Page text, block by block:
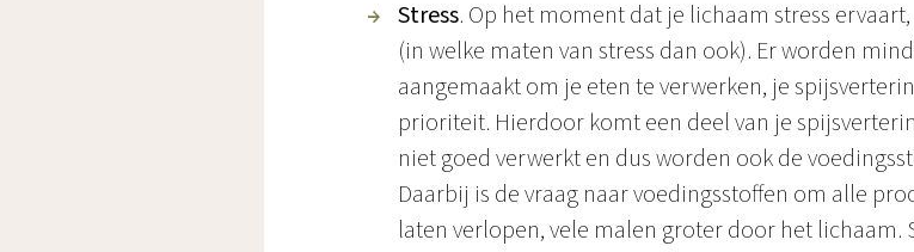
Stress. Op het moment dat je lichaam stress
(in welke maten van stress dan ook). Er worden
aangemaakt om je eten te verwerken, je
prioriteit. Hierdoor komt een deel van je
niet goed verwerkt en dus worden ook de
Daarbij is de vraag naar voedingsstoffen om alle
laten verlopen, vele malen groter door het lichaam.